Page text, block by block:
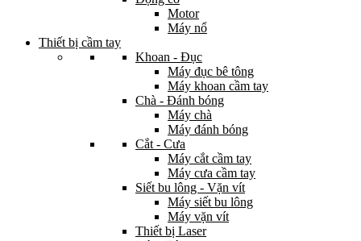
Motor
Máy nổ
Thiết bị cầm tay
Khoan - Đục
Máy đục bê tông
Máy khoan cầm tay
Chà - Đánh bóng
Máy chà
Máy đánh bóng
Cắt - Cưa
Máy cắt cầm tay
Máy cưa cầm tay
Siết bu lông - Vặn vít
Máy siết bu lông
Máy vặn vít
Thiết bị Laser